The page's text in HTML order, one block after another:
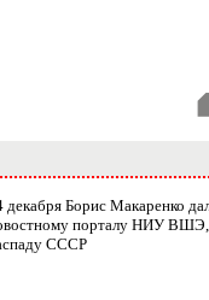
декабря Борис Макаренко
порталу НИУ ВШЭ,
СССР